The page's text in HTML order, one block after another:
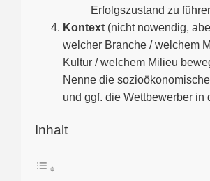
Erfolgszustand zu
Kontext (nicht nowendig,
welcher Branche / welchem
Kultur / welchem Milieu
Nenne die
und ggf. die Wettbewerber in
Inhalt